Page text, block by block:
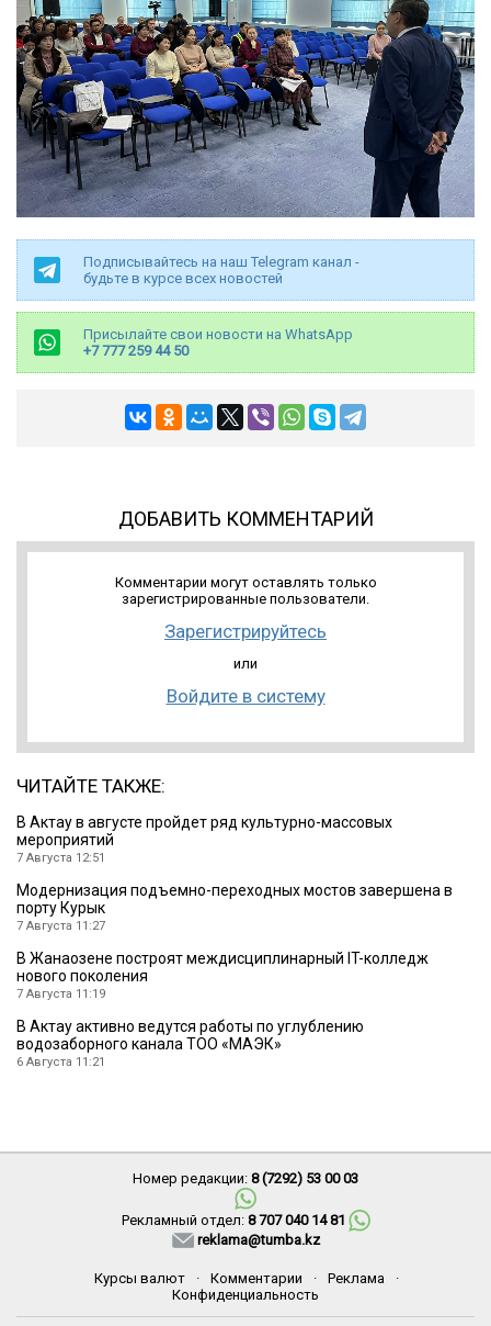
Подписывайтесь на наш Telegram канал -
будьте в курсе всех новостей
Присылайте свои новости на WhatsApp
+7 777 259 44 50
ДОБАВИТЬ КОММЕНТАРИЙ
Комментарии могут оставлять только
зарегистрированные пользователи.
Зарегистрируйтесь
или
Войдите в систему
ЧИТАЙТЕ ТАКЖЕ:
В Актау в августе пройдет ряд культурно-массовых
мероприятий
7 Августа 12:51
Модернизация подъемно-переходных мостов завершена в
порту Курык
7 Августа 11:27
В Жанаозене построят междисциплинарный IT-колледж
нового поколения
7 Августа 11:19
В Актау активно ведутся работы по углублению
водозаборного канала ТОО «МАЭК»
6 Августа 11:21
Номер редакции: 8 (7292) 53 00 03
Рекламный отдел: 8 707 040 14 81
reklama@tumba.kz
Курсы валют · Комментарии · Реклама
·
Конфиденциальность